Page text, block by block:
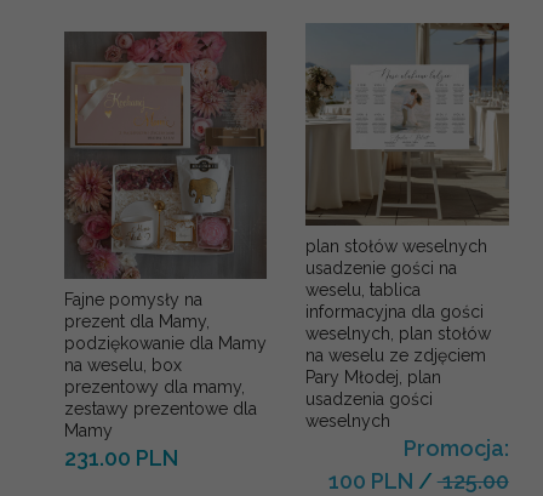
Fajne pomysły na
prezent dla Mamy,
podziękowanie dla Mamy
na weselu, box
prezentowy dla mamy,
zestawy prezentowe dla
Mamy
231.00 PLN
plan stołów weselnych
usadzenie gości na
weselu, tablica
informacyjna dla gości
weselnych, plan stołów
na weselu ze zdjęciem
Pary Młodej, plan
usadzenia gości
weselnych
Promocja:
100 PLN /125.00